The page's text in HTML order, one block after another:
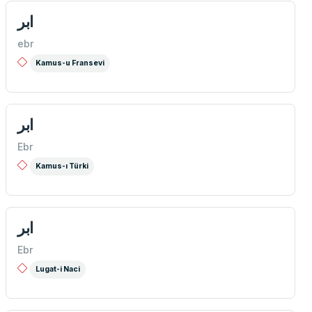
ابر
ebr
Kamus-u Fransevi
ابر
Ebr
Kamus-ı Türki
ابر
Ebr
Lugat-i Naci